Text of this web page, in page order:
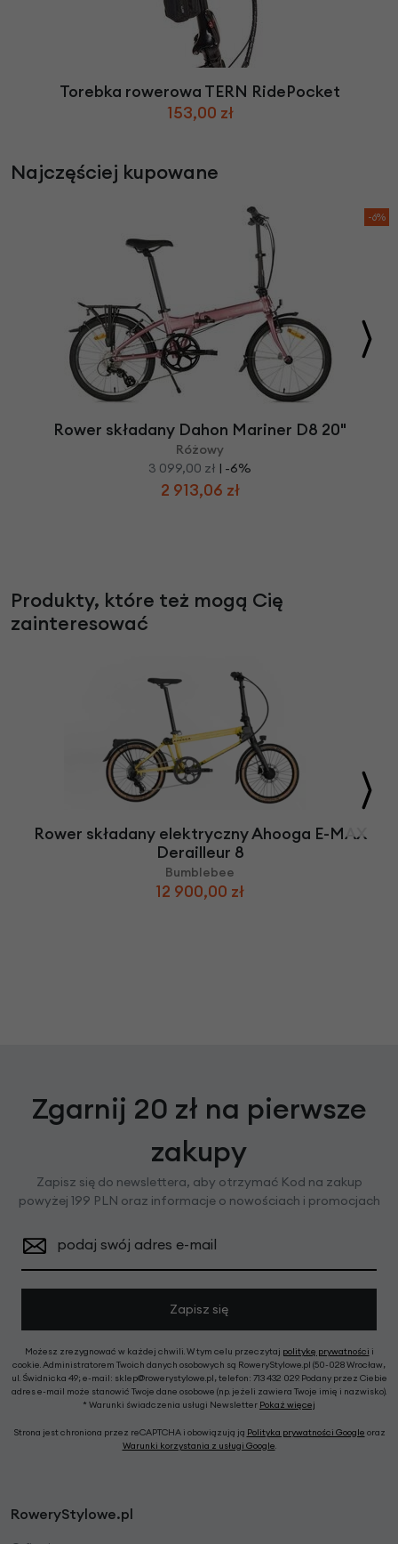
Torebka rowerowa TERN RidePocket
153,00 zł
Najczęściej kupowane
-6%
Rower składany Dahon Mariner D8 20"
Różowy
3 099,00 zł | -6%
2 913,06 zł
Produkty, które też mogą Cię
zainteresować
Rower składany elektryczny Ahooga E-MAX
Derailleur 8
Bumblebee
12 900,00 zł
Zgarnij 20 zł na pierwsze
zakupy
Zapisz się do newslettera, aby otrzymać Kod na zakup
powyżej 199 PLN oraz informacje o nowościach i promocjach
podaj swój adres e-mail
Zapisz się
Możesz zrezygnować w każdej chwili. W tym celu przeczytaj politykę prywatności i
cookie. Administratorem Twoich danych osobowych są RoweryStylowe.pl (50-028 Wrocław,
ul. Świdnicka 49; e-mail: sklep@rowerystylowe.pl, telefon: 713 432 029. Podany przez Ciebie
adres e-mail może stanowić Twoje dane osobowe (np. jeżeli zawiera Twoje imię i nazwisko).
* Warunki świadczenia usługi Newsletter Pokaż więcej
Strona jest chroniona przez reCAPTCHA i obowiązują ją Polityka prywatności Google oraz
Warunki korzystania z usługi Google.
RoweryStylowe.pl